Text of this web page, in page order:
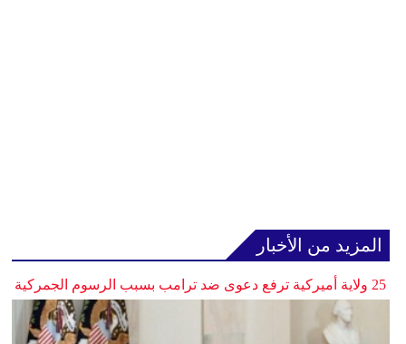
المزيد من الأخبار
25 ولاية أميركية ترفع دعوى ضد ترامب بسبب الرسوم الجمركية